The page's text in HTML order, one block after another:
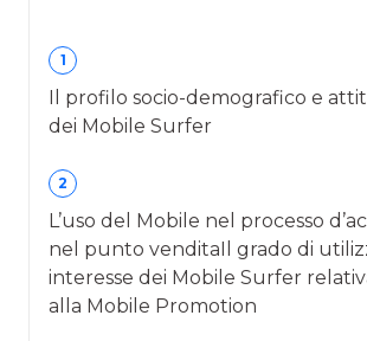
1
Il profilo socio-demografico e
dei Mobile Surfer
2
L’uso del Mobile nel processo
nel punto venditaIl grado di
interesse dei Mobile Surfer
alla Mobile Promotion